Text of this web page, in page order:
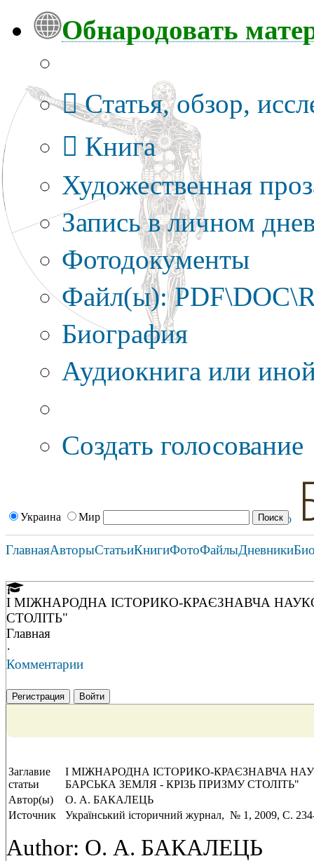
Обнародовать
Статья, обзор,
Книга
Художественная
Запись в личном
Фотодокументы
Файл(ы):
Биография
Аудиокнига или
Создать голосование
Украина Мир
ГлавнаяАвторыСтатьиКнигиФотоФайлыДневники
І МІЖНАРОДНА ІСТОРИКО-КРАЄЗНАВЧА
СТОЛІТЬ"
Главная
·
Комментарии
Регистрация Войти
Заглавие
статьи
І МІЖНАРОДНА ІСТОРИКО-КРАЄЗНАВЧА
БАРСЬКА ЗЕМЛЯ - КРІЗЬ ПРИЗМУ СТОЛІТЬ"
Автор(ы)
О. А. БАКАЛЕЦЬ
Источник
Український історичний журнал, № 1, 2009, C.
Author: О. А. БАКАЛЕЦЬ